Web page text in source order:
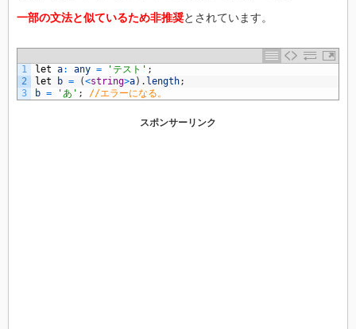
一部の文法と似ているため非推奨とされています。
1
2
3
let a: any = 'テスト' ;
let
b = (<string>a) . length;
b = 'あ' ; //エラーになる。
スポンサーリンク